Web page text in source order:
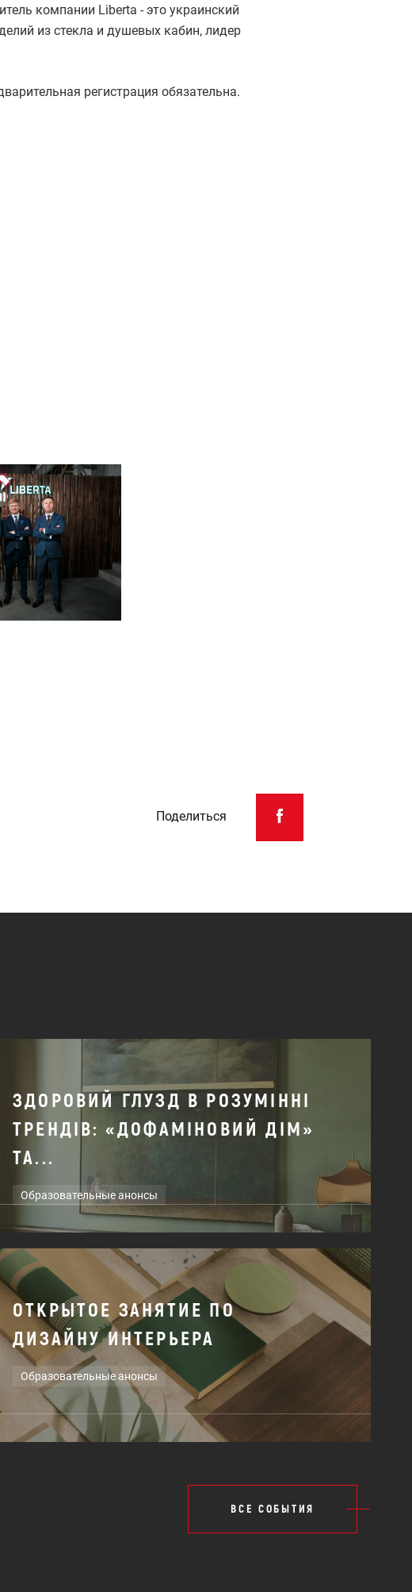
компании Liberta - это украинский
из стекла и душевых кабин, лидер
регистрация обязательна.
Поделиться
ЗДОРОВИЙ ГЛУЗД В РОЗУМІННІ
ТРЕНДІВ: «ДОФАМІНОВИЙ ДІМ»
ТА...
Образовательные анонсы
ОТКРЫТОЕ ЗАНЯТИЕ ПО
ДИЗАЙНУ ИНТЕРЬЕРА
Образовательные анонсы
ВСЕ СОБЫТИЯ